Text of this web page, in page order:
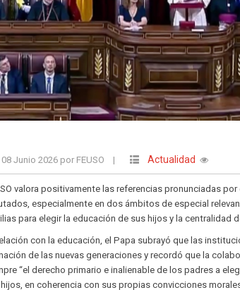
08 Junio 2026 por FEUSO | Actualidad
valora positivamente las referencias pronunciadas
especialmente en dos ámbitos de especial
para elegir la educación de sus hijos y la centralidad
con la educación, el Papa subrayó que las
de las nuevas generaciones y recordó que la
“el derecho primario e inalienable de los padres a
en coherencia con sus propias convicciones